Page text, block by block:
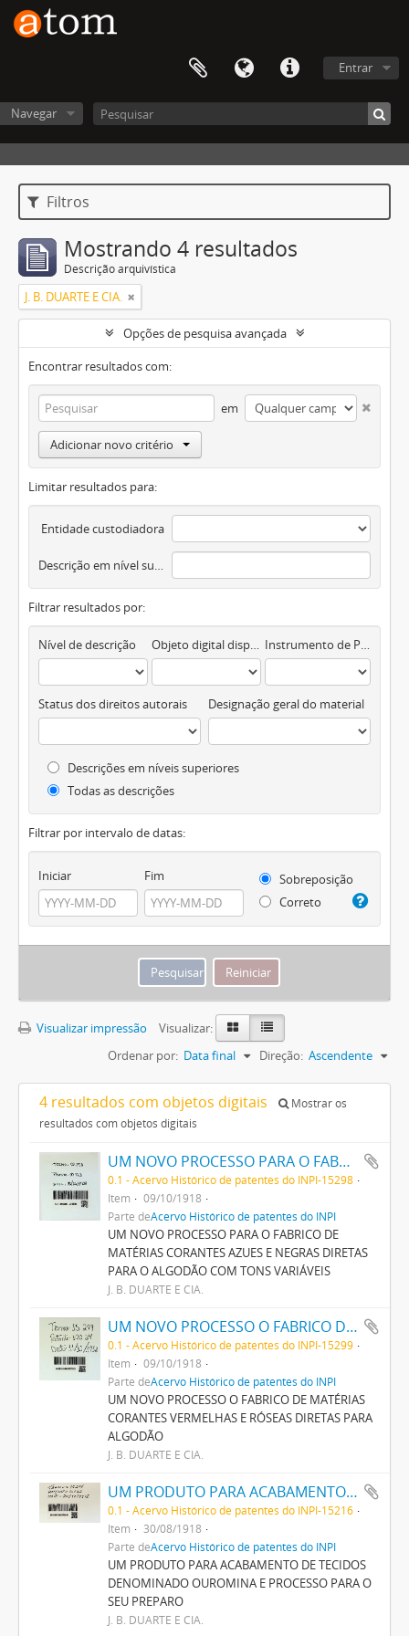
Entrar
Navegar
Filtros
Mostrando 4 resultados
Descrição arquivística
J. B. DUARTE E CIA.
Opções de pesquisa avançada
Encontrar resultados com:
em
Adicionar novo critério
Limitar resultados para:
Entidade custodiadora
Descrição em nível superior
Filtrar resultados por:
Nível de descrição Objeto digital disponível Instrumento de Pesquisa
Status dos direitos autorais Designação geral do material
Descrições em níveis superiores
Todas as descrições
Filtrar por intervalo de datas:
Iniciar Fim
Sobreposição
Correto
Visualizar impressão
Visualizar:
Ordenar por: Data final Direção: Ascendente
4 resultados com objetos digitais
Mostrar os
resultados com objetos digitais
UM NOVO PROCESSO PARA O FABRICO DE MATERIAS CORANTES AZUES E NEGRAS DIRECTAS PARA O ALGODÃO COM TONS VARIAVEIS
0.1 - Acervo Histórico de patentes do INPI-15298
Item
09/10/1918
Parte deAcervo Histórico de patentes do INPI
UM NOVO PROCESSO PARA O FABRICO DE
MATÉRIAS CORANTES AZUES E NEGRAS DIRETAS
PARA O ALGODÃO COM TONS VARIÁVEIS
J. B. DUARTE E CIA.
UM NOVO PROCESSO O FABRICO DE MATERIAS CORANTES VERMELHAS E ROSEAS DIRECTAS PARA ALGODÃO
0.1 - Acervo Histórico de patentes do INPI-15299
Item
09/10/1918
Parte deAcervo Histórico de patentes do INPI
UM NOVO PROCESSO O FABRICO DE MATÉRIAS
CORANTES VERMELHAS E RÓSEAS DIRETAS PARA
ALGODÃO
J. B. DUARTE E CIA.
UM PRODUTO PARA ACABAMENTO DE TECIDOS DENOMINADO OUROMINA E PROCESSO PARA O SEU PREPARO
0.1 - Acervo Histórico de patentes do INPI-15216
Item
30/08/1918
Parte deAcervo Histórico de patentes do INPI
UM PRODUTO PARA ACABAMENTO DE TECIDOS
DENOMINADO OUROMINA E PROCESSO PARA O
SEU PREPARO
J. B. DUARTE E CIA.